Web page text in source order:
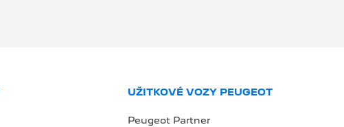
UŽITKOVÉ VOZY PEUGEOT
Peugeot Partner